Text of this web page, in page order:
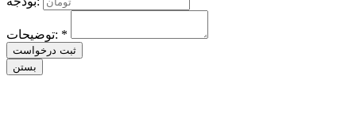
توضیحات: *
ثبت درخواست
بستن